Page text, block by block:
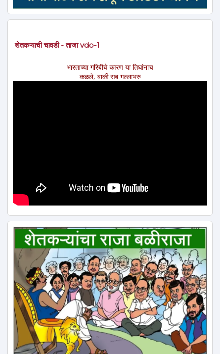
शेतकऱ्याची चावडी - ताजा vdo-1
भारताच्या गरिबीचे कारण या तिघांनाच
कळले, बाकी सब गल्लाभरु